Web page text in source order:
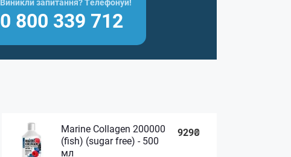
0 800 339 712
Marine Collagen 200000
(fish) (sugar free) - 500
мл
929₴